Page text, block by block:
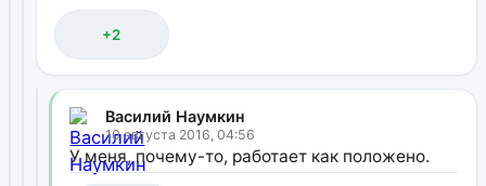
+2
Василий Наумкин
10 августа 2016, 04:56
У меня, почему-то, работает как положено.